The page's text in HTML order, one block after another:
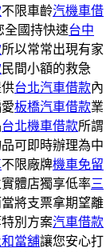
不限車齡汽機車借
全國持快速台中
所以常常出現有家
民間小額的救急
台北汽車借款內
板橋汽車借款業
台北機車借款所謂
可即時辦理為中
不限廠牌機車免留
體店獨享低率三
當將支票拿期望離
別方案汽車借款
當舖讓您安心打